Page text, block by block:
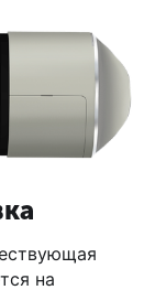
на